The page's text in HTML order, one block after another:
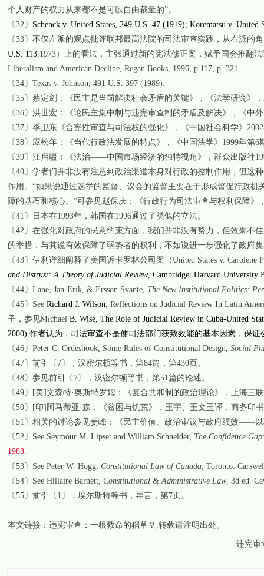
个人财产的权力从来都不是可以自由裁量的”。
〔 32〕 Schenck v. United States, 249 U.S. 47 (1919); Korematsu v. United
〔 33〕 不仅左派的观点批评联邦最高法院的司法审查实践，从右派的
U.S. 113,1973）上的看法，主张通过新的宪法修正案，赋予国会推翻
Liberalism and American Decline, Regan Books, 1996, p.117, p. 321.
〔 34〕 Texasv. Johnson, 491 U.S. 397 (1989).
〔 35〕 蔡定剑：《民主是当前解决社会矛盾的关键》，《法学研究》，
〔 36〕 洪世宏：《论民主集中制与违宪审查制的矛盾及解决》，《中
〔 37〕 季卫东《合宪性审查与司法权的强化》，《中国社会科学》 2002
〔 38〕 应松年：《当代行政法发展的特点》，《中国法学》 1999年第6
〔 39〕 江启疆：《法治——中国市场经济的独特视角》，群众出版社
〔 40〕 学者们并非没有注意到政治渠道本身对行政的控制作用，但这
作用。“如果说通过选举的监督、议会的监督主要在于形成督促行政机
障的基石和核心。”可参见赵保庆：《行政行为司法审查与权利保障》
〔 41 〕 日本在1993年，韩国在1996通过了类似的立法。
〔 42〕 在强化对政府的民意约束方面，我们并非没有努力，但效果不
的举措，与其说有效保障了弱势者的权利，不如说进一步强化了政府
〔 43〕 伊利详细阐释了美国诉卡罗林公司案（United States v. Carolene
and Distrust: A Theory of Judicial Review, Cambridge: Harvard University
〔 44〕 Lane, Jan-Erik, & Ersson Svante, The New Institutional Politics:
〔 45〕 See Richard J. Wilson, Reflections on Judicial Review In Latin
子，参见Michael B. Wise, The Role of Judicial Review in Cuba-United
2000).作者认为，司法审查不是使司法部门获致效能的基本因素，保
〔 46〕 Peter C. Ordeshook, Some Rules of Constitutional Design, Social
〔 47〕 前引 〔 7〕， 汉密尔顿等书，第84篇，第430页。
〔 48〕 参见前引 〔 7〕， 汉密尔顿等书，第51篇的论述。
〔 49〕 [美]文森特·奥斯特罗姆：《复合共和制的政治理论》，上海三
〔 50〕 [印] 阿马蒂亚 ·森：《贫困与饥荒》， 王宇、王文玉译，商务印
〔 51 〕 相关的讨论参见姜峰：《民主价值、政治审议与政府绩效——
〔 52〕 See SeymourM. Lipset and William Schneider, The Confidence
1983.
〔 53〕 See Peter W. Hogg, Constitutional Law of Canada, Toronto:
〔 54〕 See Hillaire Barnett, Constitutional & Administrative Law, 3d ed.
〔 55〕 前引 〔 1 〕， 埃尔斯特等书，导言，第7页。
本文链接： 违宪审查：一根救命的稻草？ ,转载请注明出处。
违宪审